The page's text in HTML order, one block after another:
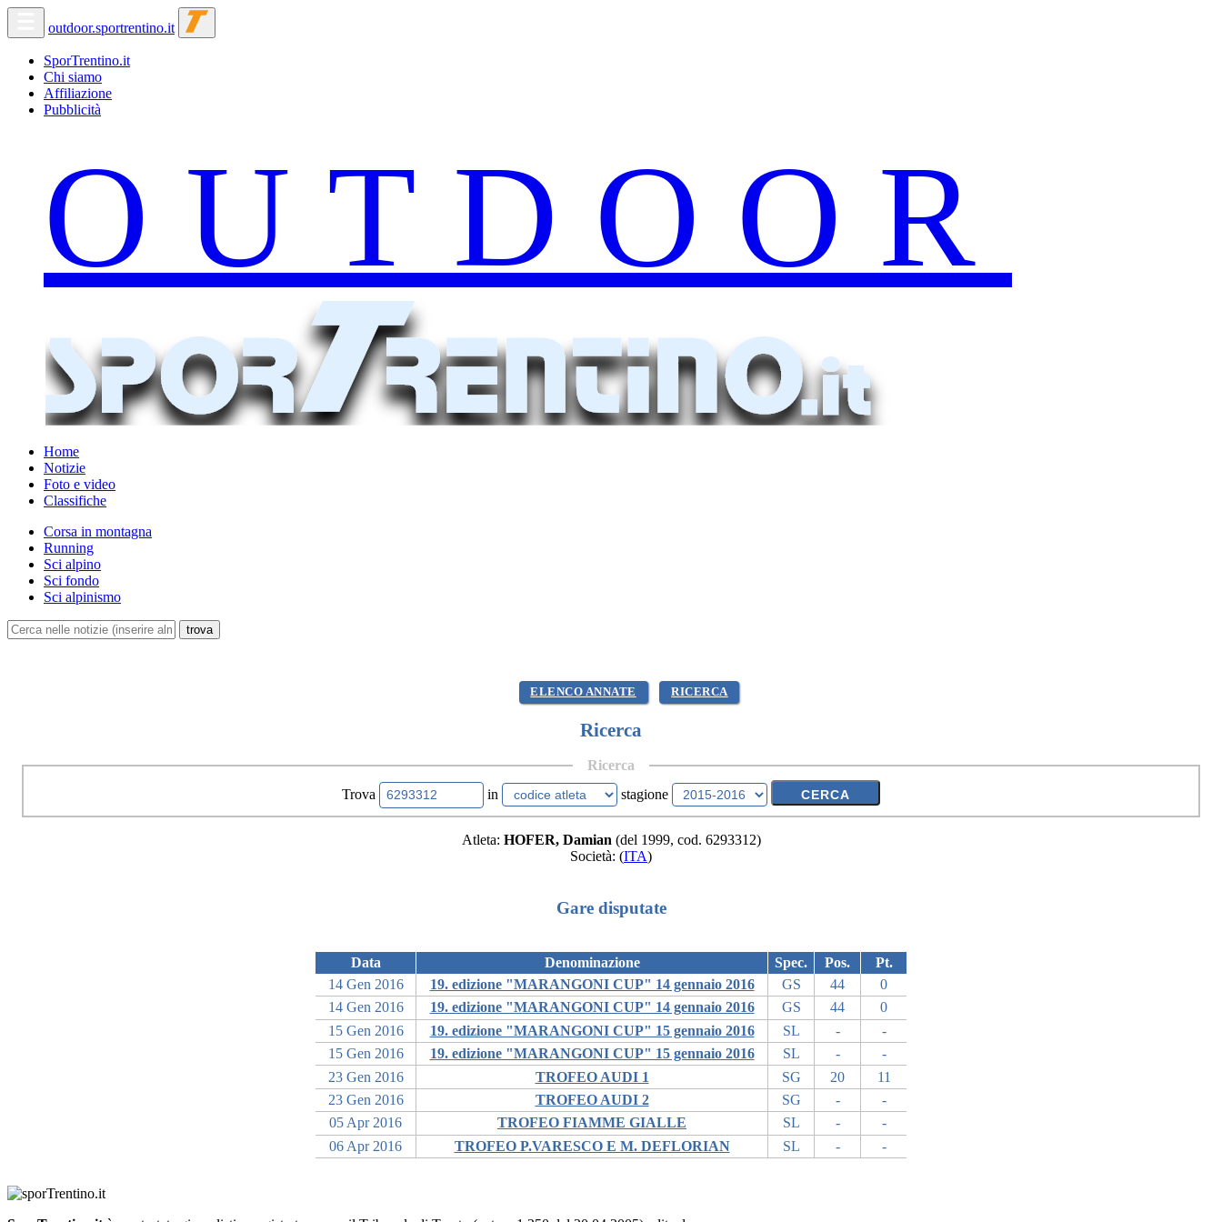
outdoor.sportrentino.it
SporTrentino.it
Chi siamo
Affiliazione
Pubblicità
Home
Notizie
Foto e video
Classifiche
Corsa in montagna
Running
Sci alpino
Sci fondo
Sci alpinismo
ELENCO ANNATE RICERCA
Ricerca
Ricerca
Trova
in stagione
Atleta: HOFER, Damian (del 1999, cod. 6293312)
Società: (ITA)
Gare disputate
Data Denominazione Spec. Pos.
Pt.
14 Gen 2016
19. edizione "MARANGONI CUP" 14 gennaio 2016 GS 44
0
14 Gen 2016
19. edizione "MARANGONI CUP" 14 gennaio 2016 GS 44
0
15 Gen 2016
19. edizione "MARANGONI CUP" 15 gennaio 2016 SL -
-
15 Gen 2016
19. edizione "MARANGONI CUP" 15 gennaio 2016 SL -
-
23 Gen 2016
TROFEO AUDI 1 SG 20
11
23 Gen 2016
TROFEO AUDI 2 SG -
-
05 Apr 2016
TROFEO FIAMME GIALLE SL -
-
06 Apr 2016
TROFEO P.VARESCO E M. DEFLORIAN SL - -